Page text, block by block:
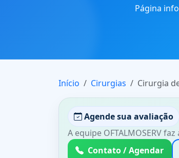
Página
Início Cirurgias Cirurgia
Agende sua avaliação
A equipe OFTALMOSERV
Contato / Agendar